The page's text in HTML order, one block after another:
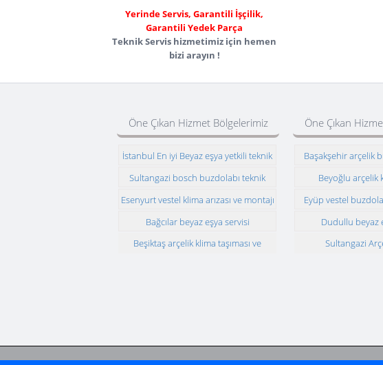
Yerinde Servis, Garantili İşçilik,
Garantili Yedek Parça
Teknik Servis hizmetimiz için hemen
bizi arayın !
Öne Çıkan Hizmet Bölgelerimiz
İstanbul En iyi Beyaz eşya yetkili teknik
Sultangazi bosch buzdolabı teknik
Esenyurt vestel klima arızası ve montajı
Bağcılar beyaz eşya servisi
Beşiktaş arçelik klima taşıması ve
Öne Çıkan
Başakşehir arçelik
Beyoğlu arçelik
Eyüp vestel
Dudullu beyaz
Sultangazi